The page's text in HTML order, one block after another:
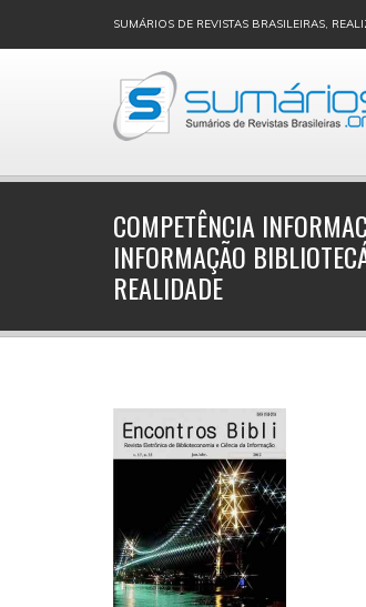
SUMÁRIOS DE REVISTAS BRASILEIRAS,
COMPETÊNCIA
INFORMAÇÃO
REALIDADE